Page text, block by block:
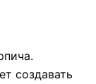
создавать